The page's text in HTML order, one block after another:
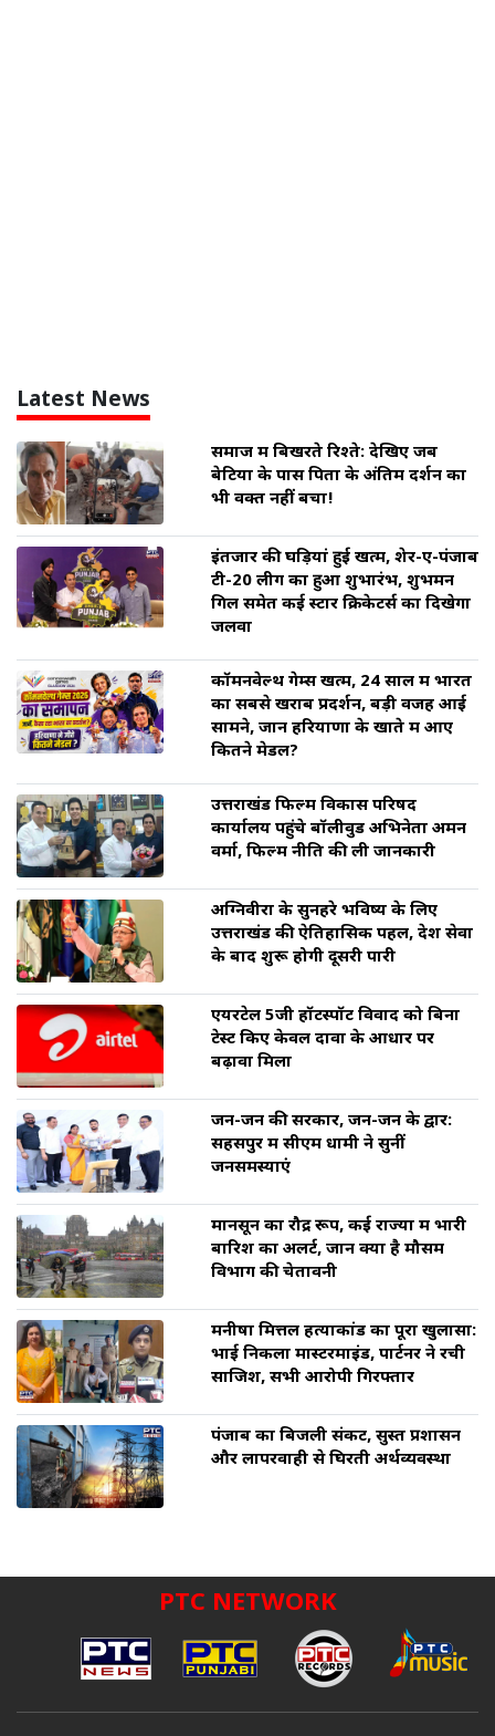
Latest News
समाज में बिखरते रिश्ते: देखिए जब
बेटियों के पास पिता के अंतिम दर्शन का
भी वक्त नहीं बचा!
इंतजार की घड़ियां हुई खत्म, शेर-ए-पंजाब
टी-20 लीग का हुआ शुभारंभ, शुभमन
गिल समेत कई स्टार क्रिकेटर्स का दिखेगा
जलवा
कॉमनवेल्थ गेम्स खत्म, 24 साल में भारत
का सबसे खराब प्रदर्शन, बड़ी वजह आई
सामने, जानें हरियाणा के खाते में आए
कितने मेडल?
उत्तराखंड फिल्म विकास परिषद
कार्यालय पहुंचे बॉलीवुड अभिनेता अमन
वर्मा, फिल्म नीति की ली जानकारी
अग्निवीरों के सुनहरे भविष्य के लिए
उत्तराखंड की ऐतिहासिक पहल, देश सेवा
के बाद शुरू होगी दूसरी पारी
एयरटेल 5जी हॉटस्पॉट विवाद को बिना
टेस्ट किए केवल दावों के आधार पर
बढ़ावा मिला
जन-जन की सरकार, जन-जन के द्वार:
सहसपुर में सीएम धामी ने सुनीं
जनसमस्याएं
मानसून का रौद्र रूप, कई राज्यों में भारी
बारिश का अलर्ट, जानें क्या है मौसम
विभाग की चेतावनी
मनीषा मित्तल हत्याकांड का पूरा खुलासा:
भाई निकला मास्टरमाइंड, पार्टनर ने रची
साजिश, सभी आरोपी गिरफ्तार
पंजाब का बिजली संकट, सुस्त प्रशासन
और लापरवाही से घिरती अर्थव्यवस्था
PTC NETWORK